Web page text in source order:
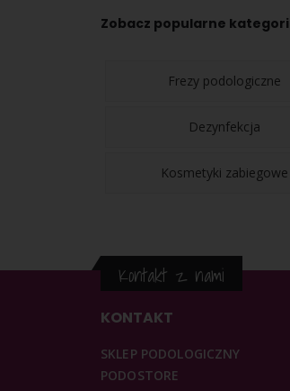
Zobacz popularne
Frezy podologiczne
Dezynfekcja
Kosmetyki zabiegowe
Kontakt z nami
KONTAKT
SKLEP PODOLOGICZNY
PODOSTORE